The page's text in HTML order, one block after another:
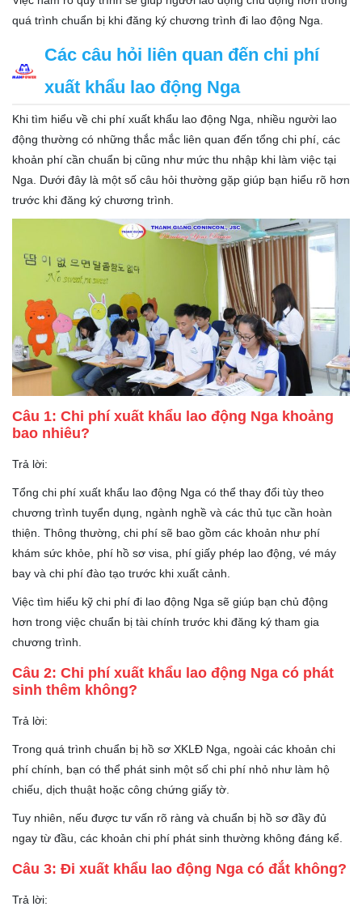
quá trình chuẩn bị khi đăng ký chương trình đi lao động Nga.
Các câu hỏi liên quan đến chi phí
xuất khẩu lao động Nga
Khi tìm hiểu về chi phí xuất khẩu lao động Nga, nhiều người lao
động thường có những thắc mắc liên quan đến tổng chi phí, các
khoản phí cần chuẩn bị cũng như mức thu nhập khi làm việc tại
Nga. Dưới đây là một số câu hỏi thường gặp giúp bạn hiểu rõ hơn
trước khi đăng ký chương trình.
Câu 1: Chi phí xuất khẩu lao động Nga khoảng
bao nhiêu?
Trả lời:
Tổng chi phí xuất khẩu lao động Nga có thể thay đổi tùy theo
chương trình tuyển dụng, ngành nghề và các thủ tục cần hoàn
thiện. Thông thường, chi phí sẽ bao gồm các khoản như phí
khám sức khỏe, phí hồ sơ visa, phí giấy phép lao động, vé máy
bay và chi phí đào tạo trước khi xuất cảnh.
Việc tìm hiểu kỹ chi phí đi lao động Nga sẽ giúp bạn chủ động
hơn trong việc chuẩn bị tài chính trước khi đăng ký tham gia
chương trình.
Câu 2: Chi phí xuất khẩu lao động Nga có phát
sinh thêm không?
Trả lời:
Trong quá trình chuẩn bị hồ sơ XKLĐ Nga, ngoài các khoản chi
phí chính, bạn có thể phát sinh một số chi phí nhỏ như làm hộ
chiếu, dịch thuật hoặc công chứng giấy tờ.
Tuy nhiên, nếu được tư vấn rõ ràng và chuẩn bị hồ sơ đầy đủ
ngay từ đầu, các khoản chi phí phát sinh thường không đáng kể.
Câu 3: Đi xuất khẩu lao động Nga có đắt không?
Trả lời: